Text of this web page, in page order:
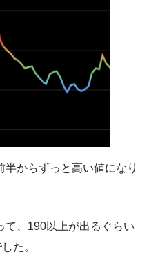
からずっと高い値になり
て、190以上が出るぐらい
た。